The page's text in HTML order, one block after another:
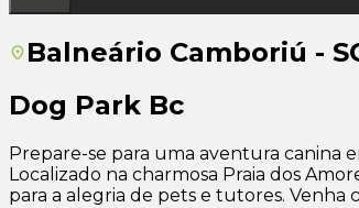
Balneário Camboriú -
Dog Park Bc
Prepare-se para uma aventura canina
Localizado na charmosa Praia dos
para a alegria de pets e tutores. Venha